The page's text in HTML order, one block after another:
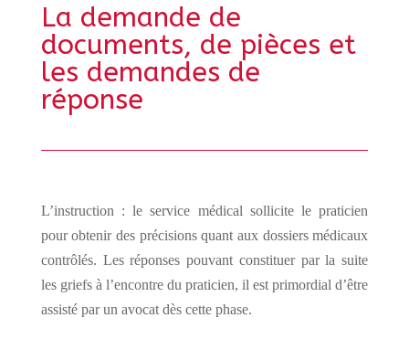
La demande de
documents, de pièces et
les demandes de
réponse
L’instruction : le service médical sollicite le praticien
pour obtenir des précisions quant aux dossiers médicaux
contrôlés. Les réponses pouvant constituer par la suite
les griefs à l’encontre du praticien, il est primordial d’être
assisté par un avocat dès cette phase.